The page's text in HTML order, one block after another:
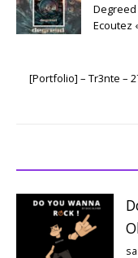
Degreed
Ecoutez
[Portfolio] – Tr3nte –